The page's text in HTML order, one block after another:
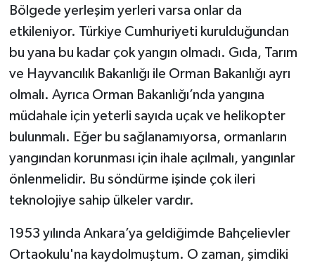
Bölgede yerleşim yerleri varsa onlar da
etkileniyor. Türkiye Cumhuriyeti kurulduğundan
bu yana bu kadar çok yangın olmadı. Gıda, Tarım
ve Hayvancılık Bakanlığı ile Orman Bakanlığı ayrı
olmalı. Ayrıca Orman Bakanlığı’nda yangına
müdahale için yeterli sayıda uçak ve helikopter
bulunmalı. Eğer bu sağlanamıyorsa, ormanların
yangından korunması için ihale açılmalı, yangınlar
önlenmelidir. Bu söndürme işinde çok ileri
teknolojiye sahip ülkeler vardır.
1953 yılında Ankara’ya geldiğimde Bahçelievler
Ortaokulu'na kaydolmuştum. O zaman, şimdiki